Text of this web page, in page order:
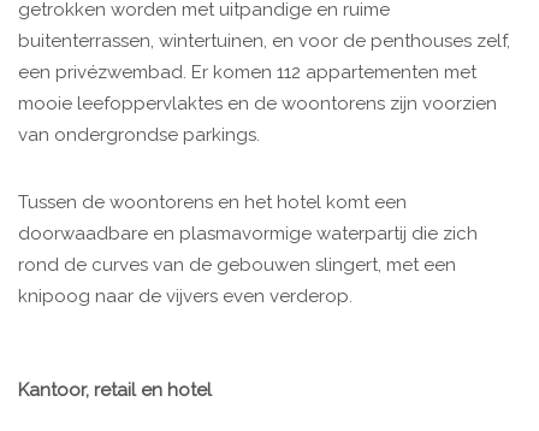
getrokken worden met uitpandige en ruime
buitenterrassen, wintertuinen, en voor de penthouses zelf,
een privézwembad. Er komen 112 appartementen met
mooie leefoppervlaktes en de woontorens zijn voorzien
van ondergrondse parkings.
Tussen de woontorens en het hotel komt een
doorwaadbare en plasmavormige waterpartij die zich
rond de curves van de gebouwen slingert, met een
knipoog naar de vijvers even verderop.
Kantoor, retail en hotel